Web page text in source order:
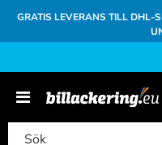
GRATIS LEVERANS TILL DHL-